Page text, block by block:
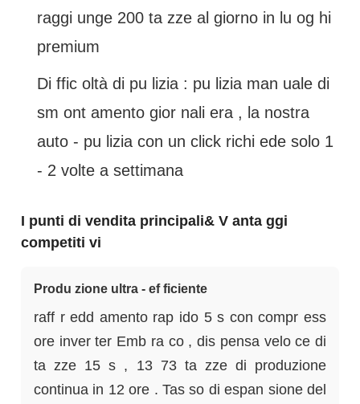
raggi unge 200 ta zze al giorno in lu og hi
premium
Di ffic oltà di pu lizia : pu lizia man uale di
sm ont amento gior nali era , la nostra
auto - pu lizia con un click richi ede solo 1
- 2 volte a settimana
I punti di vendita principali& V anta ggi
competiti vi
Produ zione ultra - ef ficiente
raff r edd amento rap ido 5 s con compr ess
ore inver ter Emb ra co , dis pensa velo ce di
ta zze 15 s , 13 73 ta zze di produzione
continua in 12 ore . Tas so di espan sione del